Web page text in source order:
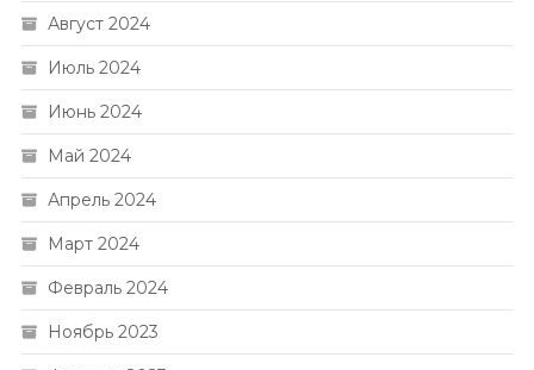
Август 2024
Июль 2024
Июнь 2024
Май 2024
Апрель 2024
Март 2024
Февраль 2024
Ноябрь 2023